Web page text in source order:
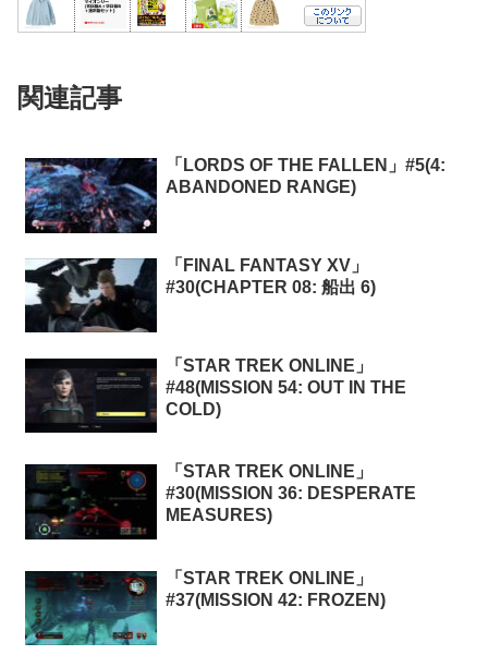
関連記事
「LORDS OF THE FALLEN」#5(4:
ABANDONED RANGE)
「FINAL FANTASY XV」
#30(CHAPTER 08: 船出 6)
「STAR TREK ONLINE」
#48(MISSION 54: OUT IN THE
COLD)
「STAR TREK ONLINE」
#30(MISSION 36: DESPERATE
MEASURES)
「STAR TREK ONLINE」
#37(MISSION 42: FROZEN)